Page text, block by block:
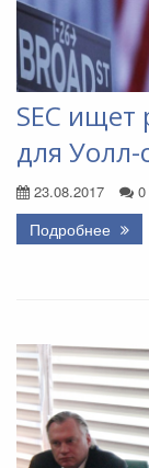
SEC
для Уолл-
23.08.2017 0
Подробнее